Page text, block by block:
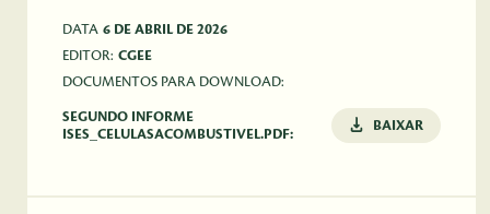
DATA 6 DE ABRIL DE 2026
EDITOR: CGEE
DOCUMENTOS PARA DOWNLOAD:
SEGUNDO INFORME
ISES_CELULASACOMBUSTIVEL.PDF:
BAIXAR